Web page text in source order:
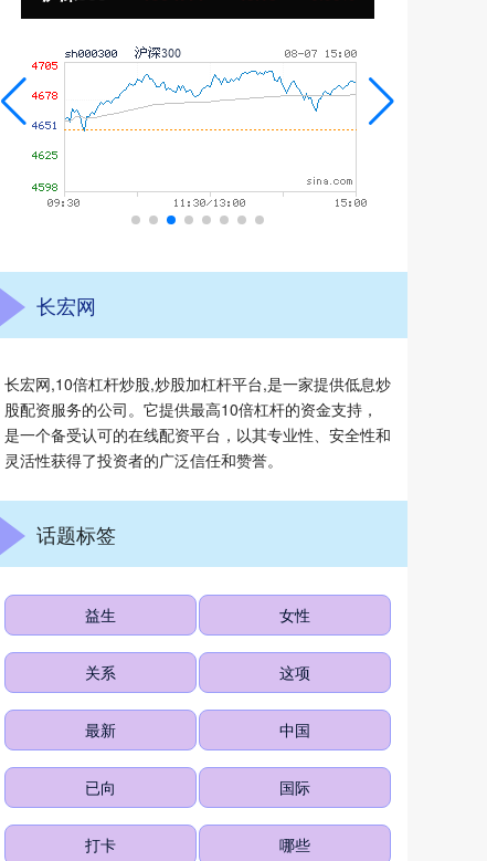
长宏网
长宏网,10倍杠杆炒股,炒股加杠杆平台,是一家提供低息炒
股配资服务的公司。它提供最高10倍杠杆的资金支持，
是一个备受认可的在线配资平台，以其专业性、安全性和
灵活性获得了投资者的广泛信任和赞誉。
话题标签
益生 女性
关系 这项
最新 中国
已向 国际
打卡 哪些